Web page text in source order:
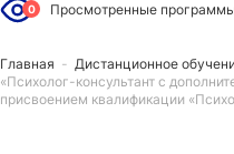
0 Просмотренные программы
Главная - Дистанционное
«Психолог-консультант с
присвоением квалификации